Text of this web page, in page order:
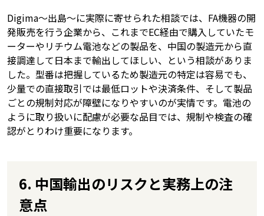
Digima〜出島〜に実際に寄せられた相談では、FA機器の開
発販売を行う企業から、これまでEC経由で購入していたモ
ーターやリチウム電池などの製品を、中国の製造元から直
接調達して日本まで輸出してほしい、という相談がありま
した。型番は把握しているため製造元の特定は容易でも、
少量での直接取引では最低ロットや決済条件、そして製品
ごとの規制対応が障壁になりやすいのが実情です。電池の
ように取り扱いに配慮が必要な品目では、規制や検査の確
認がとりわけ重要になります。
6. 中国輸出のリスクと実務上の注
意点